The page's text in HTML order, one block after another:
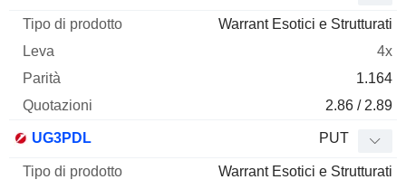
Warrant Esotici e Strutturati
4x
1.164
2.86 / 2.89
UG3PDL PUT
Warrant Esotici e Strutturati